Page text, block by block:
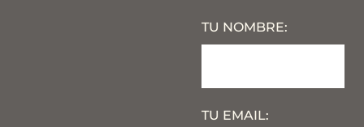
TU NOMBRE:
TU EMAIL: